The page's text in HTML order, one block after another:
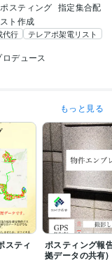
スティング 指定集合配
ト作成
代行
テレアポ架電リスト
デュース
もっと見る
スティ
ポスティング報
拠データの共有)